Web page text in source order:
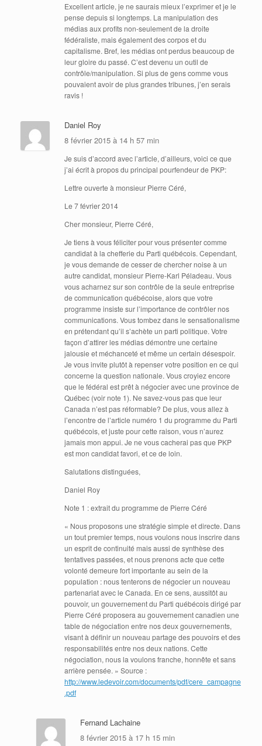
Excellent article, je ne saurais mieux l’exprimer et je le
pense depuis si longtemps. La manipulation des
médias aux profits non-seulement de la droite
fédéraliste, mais également des corpos et du
capitalisme. Bref, les médias ont perdus beaucoup de
leur gloire du passé. C’est devenu un outil de
contrôle/manipulation. Si plus de gens comme vous
pouvaient avoir de plus grandes tribunes, j’en serais
ravis !
Daniel Roy
8 février 2015 à 14 h 57 min
Je suis d’accord avec l’article, d’ailleurs, voici ce que
j’ai écrit à propos du principal pourfendeur de PKP:
Lettre ouverte à monsieur Pierre Céré,
Le 7 février 2014
Cher monsieur, Pierre Céré,
Je tiens à vous féliciter pour vous présenter comme
candidat à la chefferie du Parti québécois. Cependant,
je vous demande de cesser de chercher noise à un
autre candidat, monsieur Pierre-Karl Péladeau. Vous
vous acharnez sur son contrôle de la seule entreprise
de communication québécoise, alors que votre
programme insiste sur l’importance de contrôler nos
communications. Vous tombez dans le sensationalisme
en prétendant qu’il s’achète un parti politique. Votre
façon d’attirer les médias démontre une certaine
jalousie et méchanceté et même un certain désespoir.
Je vous invite plutôt à repenser votre position en ce qui
concerne la question nationale. Vous croyiez encore
que le fédéral est prêt à négocier avec une province de
Québec (voir note 1). Ne savez-vous pas que leur
Canada n’est pas réformable? De plus, vous allez à
l’encontre de l’article numéro 1 du programme du Parti
québécois, et juste pour cette raison, vous n’aurez
jamais mon appui. Je ne vous cacherai pas que PKP
est mon candidat favori, et ce de loin.
Salutations distinguées,
Daniel Roy
Note 1 : extrait du programme de Pierre Céré
« Nous proposons une stratégie simple et directe. Dans
un tout premier temps, nous voulons nous inscrire dans
un esprit de continuité mais aussi de synthèse des
tentatives passées, et nous prenons acte que cette
volonté demeure fort importante au sein de la
population : nous tenterons de négocier un nouveau
partenariat avec le Canada. En ce sens, aussitôt au
pouvoir, un gouvernement du Parti québécois dirigé par
Pierre Céré proposera au gouvernement canadien une
table de négociation entre nos deux gouvernements,
visant à définir un nouveau partage des pouvoirs et des
responsabilités entre nos deux nations. Cette
négociation, nous la voulons franche, honnête et sans
arrière pensée. » Source :
http://www.ledevoir.com/documents/pdf/cere_campagne
.pdf
Fernand Lachaine
8 février 2015 à 17 h 15 min